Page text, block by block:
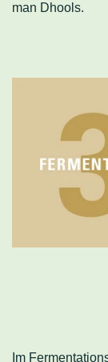
man Dhools.
Im